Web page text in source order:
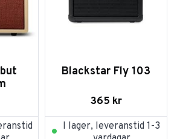
Blackstar Fly 103
365 kr
I lager, leveranstid 1-3